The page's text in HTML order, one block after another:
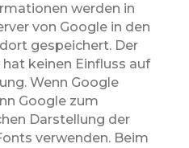
werden in
von Google in den
gespeichert. Der
keinen Einfluss auf
Wenn Google
Google zum
Darstellung der
verwenden. Beim